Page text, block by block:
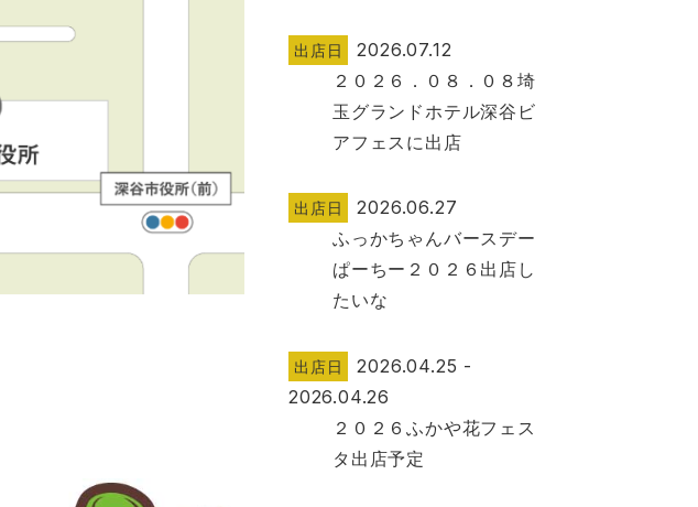
出店日
2026.07.12
２０２６．０８．０８埼
玉グランドホテル深谷ビ
アフェスに出店
出店日
2026.06.27
ふっかちゃんバースデー
ぱーちー２０２６出店し
たいな
出店日
2026.04.25 -
2026.04.26
２０２６ふかや花フェス
タ出店予定